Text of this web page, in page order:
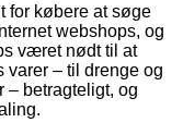
for købere at søge
webshops, og
været nødt til at
varer – til drenge og
– betragteligt, og